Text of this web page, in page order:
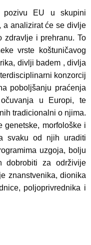
pozivu EU u skupini
a analizirat će se divlje
zdravlje i prehranu. To
vrste koštuničavog
divlji badem , divlja
konzorcij
poboljšanju praćenja
u Europi, te
tradicionalni o njima.
genetske, morfološke i
svaku od njih uraditi
uzgoja, bolju
dobrobiti za održivije
znanstvenika, dionika
poljoprivrednika i